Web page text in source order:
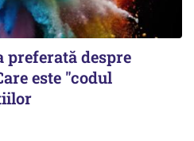
preferată despre
este "codul